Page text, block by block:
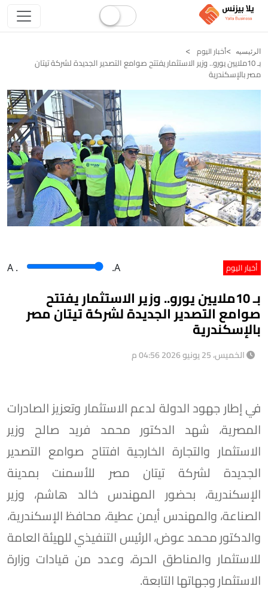
الرئيسيه أخبار اليوم
بـ 10ملايين يورو.. وزير الاستثمار يفتتح صوامع التصدير الجديدة لشركة تيتان
مصر بالإسكندرية
أخبار اليوم A . .A
بـ 10ملايين يورو.. وزير الاستثمار يفتتح
صوامع التصدير الجديدة لشركة تيتان مصر
بالإسكندرية
الخميس، 25 يونيو 2026 04:56 م
في إطار جهود الدولة لدعم الاستثمار وتعزيز الصادرات
المصرية، شهد الدكتور محمد فريد صالح وزير
الاستثمار والتجارة الخارجية افتتاح صوامع التصدير
الجديدة لشركة تيتان مصر للأسمنت بمدينة
الإسكندرية، بحضور المهندس خالد هاشم، وزير
الصناعة، والمهندس أيمن عطية، محافظ الإسكندرية،
والدكتور محمد عوض، الرئيس التنفيذي للهيئة العامة
للاستثمار والمناطق الحرة، وعدد من قيادات وزارة
الاستثمار وجهاتها التابعة.